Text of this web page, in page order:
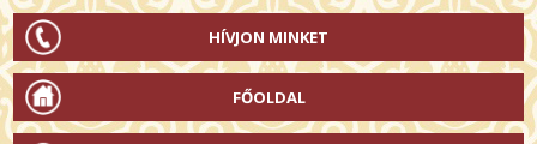
HÍVJON MINKET
FŐOLDAL